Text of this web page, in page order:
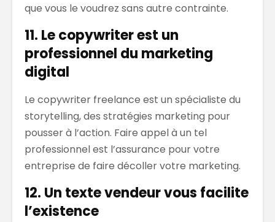
que vous le voudrez sans autre contrainte.
11. Le copywriter est un
professionnel du marketing
digital
Le copywriter freelance est un spécialiste du
storytelling, des stratégies marketing pour
pousser à l’action. Faire appel à un tel
professionnel est l’assurance pour votre
entreprise de faire décoller votre marketing.
12. Un texte vendeur vous facilite
l’existence